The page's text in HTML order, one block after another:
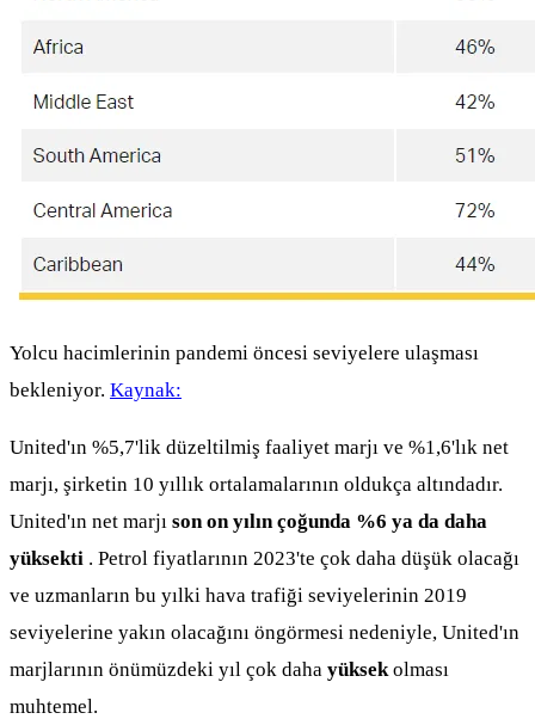
Yolcu hacimlerinin pandemi öncesi seviyelere ulaşması
bekleniyor. Kaynak:
United'ın %5,7'lik düzeltilmiş faaliyet marjı ve %1,6'lık net
marjı, şirketin 10 yıllık ortalamalarının oldukça altındadır.
United'ın net marjı son on yılın çoğunda %6 ya da daha
yüksekti . Petrol fiyatlarının 2023'te çok daha düşük olacağı
ve uzmanların bu yılki hava trafiği seviyelerinin 2019
seviyelerine yakın olacağını öngörmesi nedeniyle, United'ın
marjlarının önümüzdeki yıl çok daha yüksek olması
muhtemel.